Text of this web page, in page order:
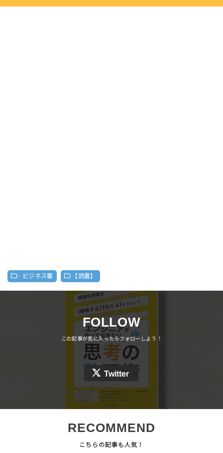
- ビジネス書 【読書】
FOLLOW
Twitter
RECOMMEND